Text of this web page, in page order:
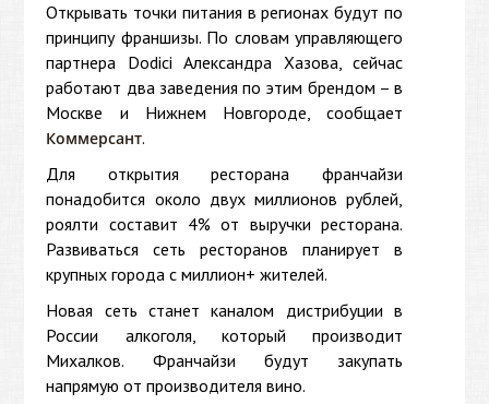
Открывать точки питания в регионах будут по
принципу франшизы. По словам управляющего
партнера Dodici Александра Хазова, сейчас
работают два заведения по этим брендом – в
Москве и Нижнем Новгороде, сообщает
Коммерсант.
Для открытия ресторана франчайзи
понадобится около двух миллионов рублей,
роялти составит 4% от выручки ресторана.
Развиваться сеть ресторанов планирует в
крупных города с миллион+ жителей.
Новая сеть станет каналом дистрибуции в
России алкоголя, который производит
Михалков. Франчайзи будут закупать
напрямую от производителя вино.